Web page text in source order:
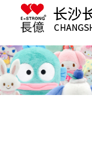
香蕉视频下载地址,香蕉视